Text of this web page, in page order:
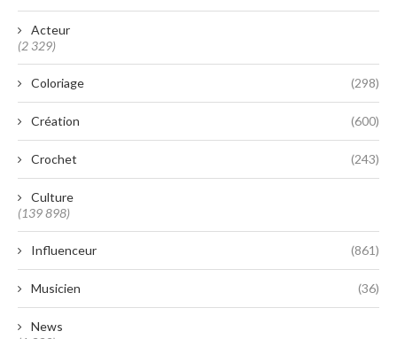
Acteur
(2 329)
Coloriage (298)
Création (600)
Crochet (243)
Culture
(139 898)
Influenceur (861)
Musicien (36)
News